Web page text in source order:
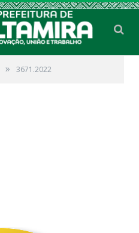
» 3671.2022